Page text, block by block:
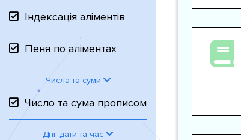
Індексація аліментів
Пеня по аліментах
Числа та суми
Число та сума прописом
Дні, дати та час